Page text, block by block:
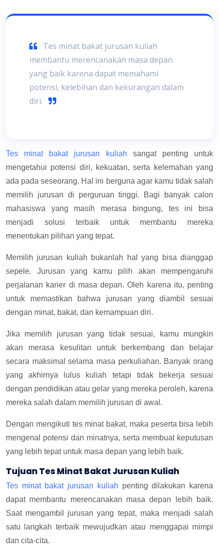
Tes minat bakat jurusan kuliah
membantu merencanakan masa depan
yang baik karena dapat memahami
potensi, kelebihan dan kekurangan dalam
diri.
Tes minat bakat jurusan kuliah sangat penting untuk
mengetahui potensi diri, kekuatan, serta kelemahan yang
ada pada seseorang. Hal ini berguna agar kamu tidak salah
memilih jurusan di perguruan tinggi. Bagi banyak calon
mahasiswa yang masih merasa bingung, tes ini bisa
menjadi solusi terbaik untuk membantu mereka
menentukan pilihan yang tepat.
Memilih jurusan kuliah bukanlah hal yang bisa dianggap
sepele. Jurusan yang kamu pilih akan mempengaruhi
perjalanan karier di masa depan. Oleh karena itu, penting
untuk memastikan bahwa jurusan yang diambil sesuai
dengan minat, bakat, dan kemampuan diri.
Jika memilih jurusan yang tidak sesuai, kamu mungkin
akan merasa kesulitan untuk berkembang dan belajar
secara maksimal selama masa perkuliahan. Banyak orang
yang akhirnya lulus kuliah tetapi tidak bekerja sesuai
dengan pendidikan atau gelar yang mereka peroleh, karena
mereka salah dalam memilih jurusan di awal.
Dengan mengikuti tes minat bakat, maka peserta bisa lebih
mengenal potensi dan minatnya, serta membuat keputusan
yang lebih tepat untuk masa depan yang lebih baik.
Tujuan Tes Minat Bakat Jurusan Kuliah
Tes minat bakat jurusan kuliah penting dilakukan karena
dapat membantu merencanakan masa depan lebih baik.
Saat mengambil jurusan yang tepat, maka menjadi salah
satu langkah terbaik mewujudkan atau menggapai mimpi
dan cita-cita.